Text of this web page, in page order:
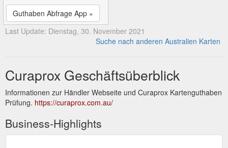
Guthaben Abfrage App »
Last Update: Dienstag, 30. November 2021
Suche nach anderen Australien Karten
Curaprox Geschäftsüberblick
Informationen zur Händler Webseite und Curaprox Kartenguthaben
Prüfung. https://curaprox.com.au/
Business-Highlights